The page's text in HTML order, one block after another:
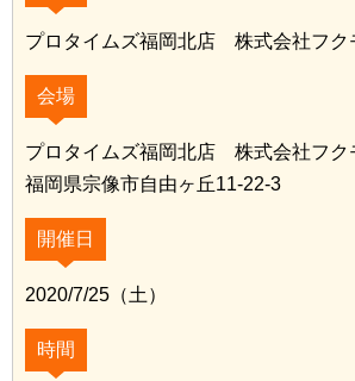
プロタイムズ福岡北店 株式会社フク
会場
プロタイムズ福岡北店 株式会社フク
福岡県宗像市自由ヶ丘11-22-3
開催日
2020/7/25（土）
時間